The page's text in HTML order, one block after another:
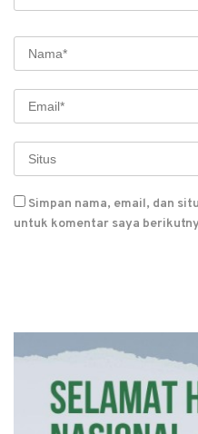
Simpan nama, email, dan
untuk komentar saya